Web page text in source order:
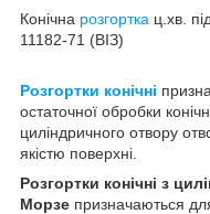
Конічна розгортка ц.хв.
11182-71 (ВІЗ)
Розгортки конічні
остаточної обробки
циліндричного отвору
якістю поверхні.
Розгортки конічні з
Морзе призначаються